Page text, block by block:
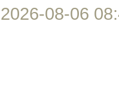
2026-08-06